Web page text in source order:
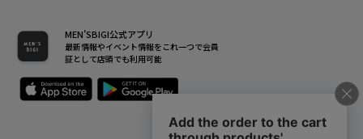
MEN’SBIGI公式アプリ
最新情報やイベント情報をこれ一つで会員
証として店頭でも利用可能